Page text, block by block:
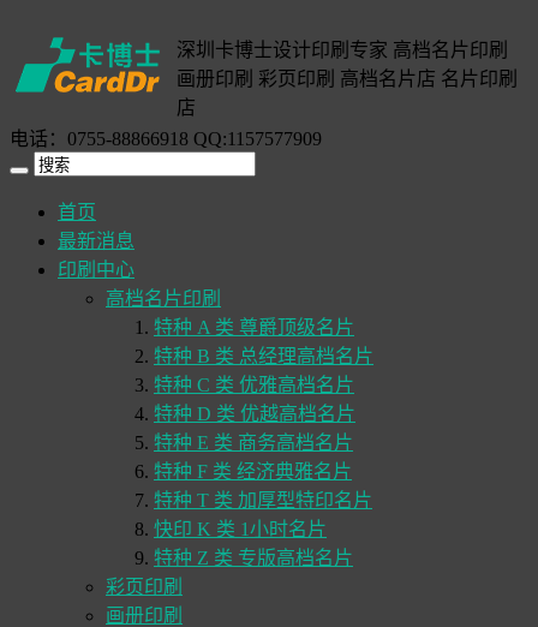
深圳卡博士设计印刷专家 高档名片印刷
画册印刷 彩页印刷 高档名片店 名片印刷
店
电话：0755-88866918 QQ:1157577909
首页
最新消息
印刷中心
高档名片印刷
特种 A 类 尊爵顶级名片
特种 B 类 总经理高档名片
特种 C 类 优雅高档名片
特种 D 类 优越高档名片
特种 E 类 商务高档名片
特种 F 类 经济典雅名片
特种 T 类 加厚型特印名片
快印 K 类 1小时名片
特种 Z 类 专版高档名片
彩页印刷
画册印刷